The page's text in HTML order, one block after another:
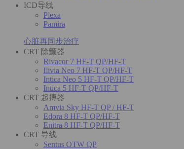
ICD导线
Plexa
Pamira
心脏再同步治疗
CRT 除颤器
Rivacor 7 HF-T QP/HF-T
Ilivia Neo 7 HF-T QP/HF-T
Intica Neo 5 HF-T QP/HF-T
Intica 5 HF-T QP/HF-T
CRT 起搏器
Amvia Sky HF-T QP / HF-T
Edora 8 HF-T QP/HF-T
Enitra 8 HF-T QP/HF-T
CRT 导线
Sentus OTW QP